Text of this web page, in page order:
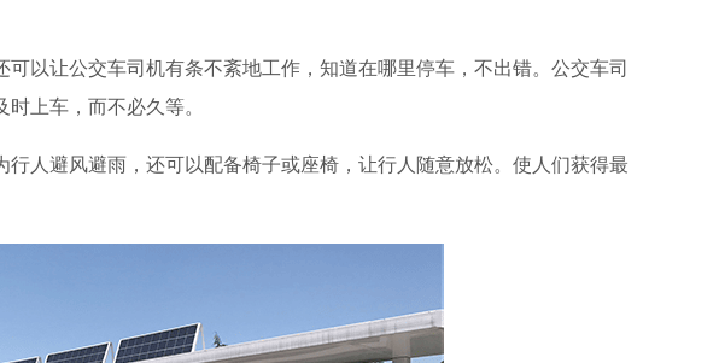
以让公交车司机有条不紊地工作，知道在哪里停车，不出错。公交车司
上车，而不必久等。
行人避风避雨，还可以配备椅子或座椅，让行人随意放松。使人们获得最